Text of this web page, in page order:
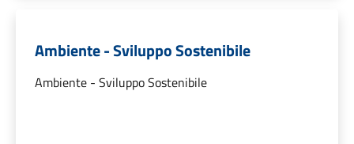
Ambiente - Sviluppo Sostenibile
Ambiente - Sviluppo Sostenibile